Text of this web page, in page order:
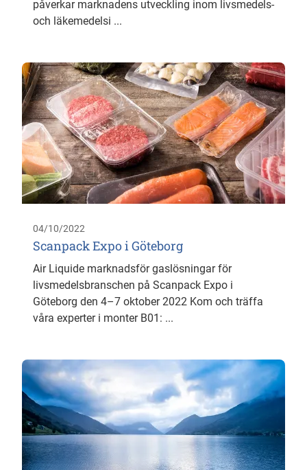
påverkar marknadens utveckling inom livsmedels-
och läkemedelsi ...
04/10/2022
Scanpack Expo i Göteborg
Air Liquide marknadsför gaslösningar för
livsmedelsbranschen på Scanpack Expo i
Göteborg den 4–7 oktober 2022 Kom och träffa
våra experter i monter B01: ...